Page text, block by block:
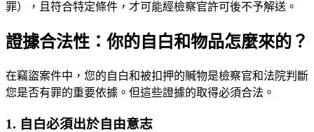
罪），且符合特定條件，才可能經檢察官許可後不予解送。
證據合法性：你的自白和物品怎麼來的？
在竊盜案件中，您的自白和被扣押的贓物是檢察官和法院判斷
您是否有罪的重要依據。但這些證據的取得必須合法。
1. 自白必須出於自由意志